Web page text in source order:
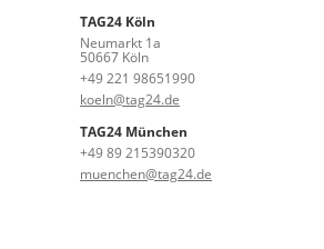
TAG24 Köln
Neumarkt 1a
50667 Köln
+49 221 98651990
koeln@tag24.de
TAG24 München
+49 89 215390320
muenchen@tag24.de